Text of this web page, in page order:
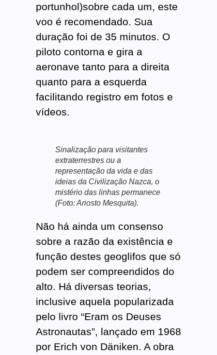
portunhol)sobre cada um, este
voo é recomendado. Sua
duração foi de 35 minutos. O
piloto contorna e gira a
aeronave tanto para a direita
quanto para a esquerda
facilitando registro em fotos e
vídeos.
Sinalização para visitantes
extraterrestres ou a
representação da vida e das
ideias da Civilização Nazca, o
mistério das linhas permanece
(Foto: Ariosto Mesquita).
Não há ainda um consenso
sobre a razão da existência e
função destes geoglifos que só
podem ser compreendidos do
alto. Há diversas teorias,
inclusive aquela popularizada
pelo livro “Eram os Deuses
Astronautas”, lançado em 1968
por Erich von Däniken. A obra